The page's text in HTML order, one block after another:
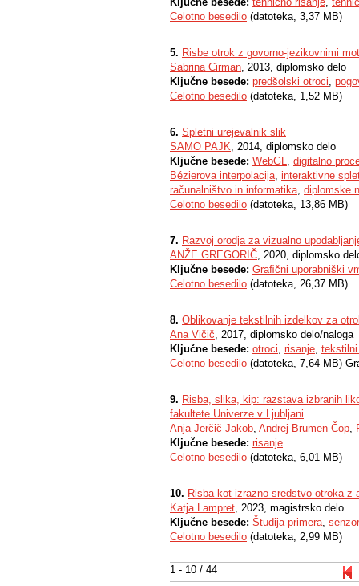
1 - 10 / 44
Celotno besedilo (datoteka, 3,37 MB)
5. Risbe otrok z govorno-jezikovnimi
Sabrina Cirman, 2013, diplomsko delo
Ključne besede: predšolski otroci,
Celotno besedilo (datoteka, 1,52 MB)
6. Spletni urejevalnik slik
SAMO PAJK, 2014, diplomsko delo
Ključne besede: WebGL, digitalno
Bézierova interpolacija, interaktivne
računalništvo in informatika, diplomske
Celotno besedilo (datoteka, 13,86 MB)
7. Razvoj orodja za vizualno
ANŽE GREGORIČ, 2020, diplomsko
Ključne besede: Graﬁčni uporabniški
Celotno besedilo (datoteka, 26,37 MB)
8. Oblikovanje tekstilnih izdelkov za
Ana Vičič, 2017, diplomsko delo/naloga
Ključne besede: otroci, risanje,
Celotno besedilo (datoteka, 7,64 MB)
9. Risba, slika, kip: razstava izbranih
fakultete Univerze v Ljubljani
Anja Jerčič Jakob, Andrej Brumen Čop,
Ključne besede: risanje
Celotno besedilo (datoteka, 6,01 MB)
10. Risba kot izrazno sredstvo otroka z
Katja Lampret, 2023, magistrsko delo
Ključne besede: Študija primera,
Celotno besedilo (datoteka, 2,99 MB)